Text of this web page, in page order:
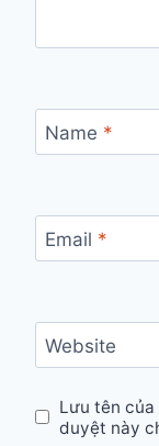
Name *
Email *
Website
Lưu tên
duyệt này